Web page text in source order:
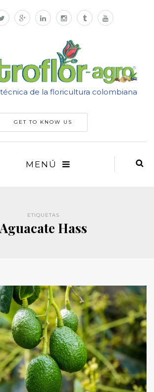
de la floricultura colombiana
GET TO KNOW US
MENÚ
ETIQUETAS
Hass